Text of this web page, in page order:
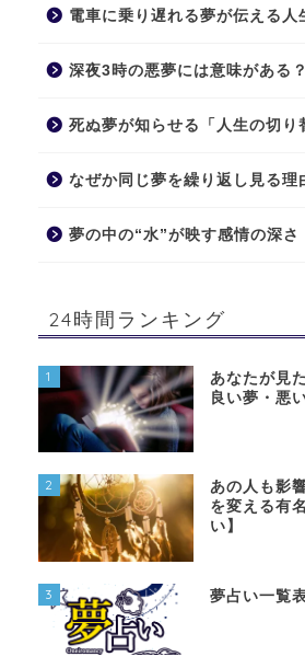
電車に乗り遅れる夢が伝える人
深夜3時の悪夢には意味がある？
死ぬ夢が知らせる「人生の切り
なぜか同じ夢を繰り返し見る理
夢の中の“水”が映す感情の深さ
24時間ランキング
1
あなたが見
良い夢・悪
2
あの人も影
を変える有
い】
3 夢占い一覧